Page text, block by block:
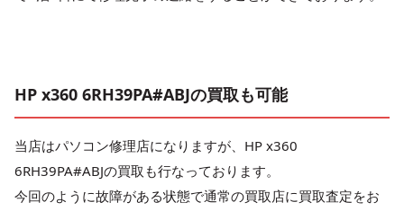
HP x360 6RH39PA#ABJの買取も可能
当店はパソコン修理店になりますが、HP x360
6RH39PA#ABJの買取も行なっております。
今回のように故障がある状態で通常の買取店に買取査定をお